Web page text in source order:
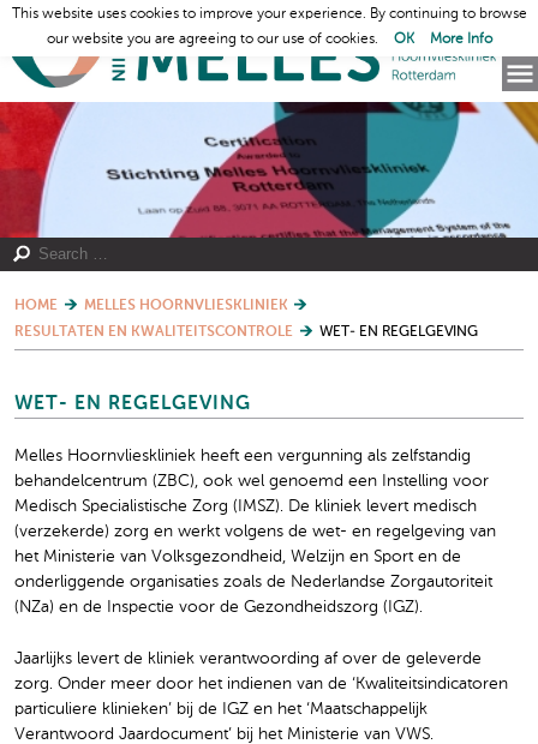
HOME
MELLES HOORNVLIESKLINIEK
RESULTATEN EN KWALITEITSCONTROLE
WET- EN REGELGEVING
WET- EN REGELGEVING
Melles Hoornvlieskliniek heeft een vergunning als zelfstandig
behandelcentrum (ZBC), ook wel genoemd een Instelling voor
Medisch Specialistische Zorg (IMSZ). De kliniek levert medisch
(verzekerde) zorg en werkt volgens de wet- en regelgeving van
het Ministerie van Volksgezondheid, Welzijn en Sport en de
onderliggende organisaties zoals de Nederlandse Zorgautoriteit
(NZa) en de Inspectie voor de Gezondheidszorg (IGZ).
Jaarlijks levert de kliniek verantwoording af over de geleverde
zorg. Onder meer door het indienen van de ‘Kwaliteitsindicatoren
particuliere klinieken’ bij de IGZ en het ‘Maatschappelijk
Verantwoord Jaardocument’ bij het Ministerie van VWS.
This website uses cookies to improve your experience. By continuing to browse
our website you are agreeing to our use of cookies.
OK More Info